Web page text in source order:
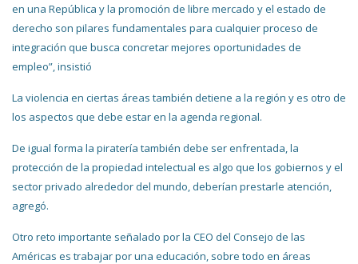
en una República y la promoción de libre mercado y el estado de
derecho son pilares fundamentales para cualquier proceso de
integración que busca concretar mejores oportunidades de
empleo”, insistió
La violencia en ciertas áreas también detiene a la región y es otro de
los aspectos que debe estar en la agenda regional.
De igual forma la piratería también debe ser enfrentada, la
protección de la propiedad intelectual es algo que los gobiernos y el
sector privado alrededor del mundo, deberían prestarle atención,
agregó.
Otro reto importante señalado por la CEO del Consejo de las
Américas es trabajar por una educación, sobre todo en áreas